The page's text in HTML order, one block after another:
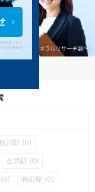
川駅 (0)
金武駅 (0)
鳴石駅 (0)